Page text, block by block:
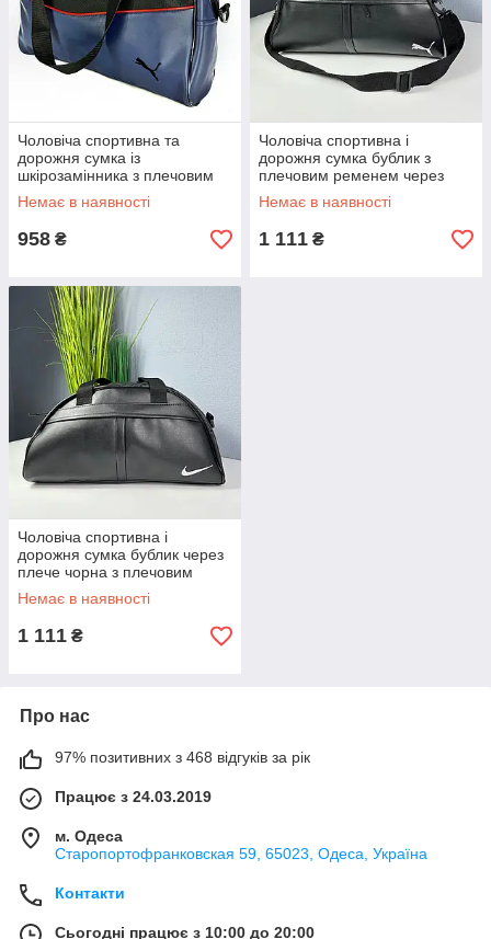
Чоловіча спортивна та
дорожня сумка із
шкірозамінника з плечовим
ременем через плече синя
Немає в наявності
958 ₴
Чоловіча спортивна і
дорожня сумка бублик з
плечовим ременем через
плече чорна
Немає в наявності
1 111 ₴
Чоловіча спортивна і
дорожня сумка бублик через
плече чорна з плечовим
ременем
Немає в наявності
1 111 ₴
Про нас
97% позитивних з 468 відгуків за рік
Працює з 24.03.2019
м. Одеса
Старопортофранковская 59, 65023, Одеса, Україна
Контакти
Сьогодні працює з 10:00 до 20:00